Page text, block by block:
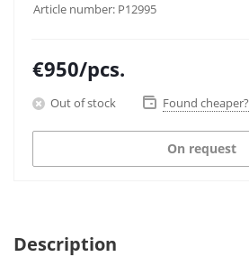
Article number: P12995
€950/pcs.
Out of stock Found cheaper?
On request
Description